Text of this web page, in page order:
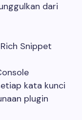
dari
Snippet
kata kunci
plugin